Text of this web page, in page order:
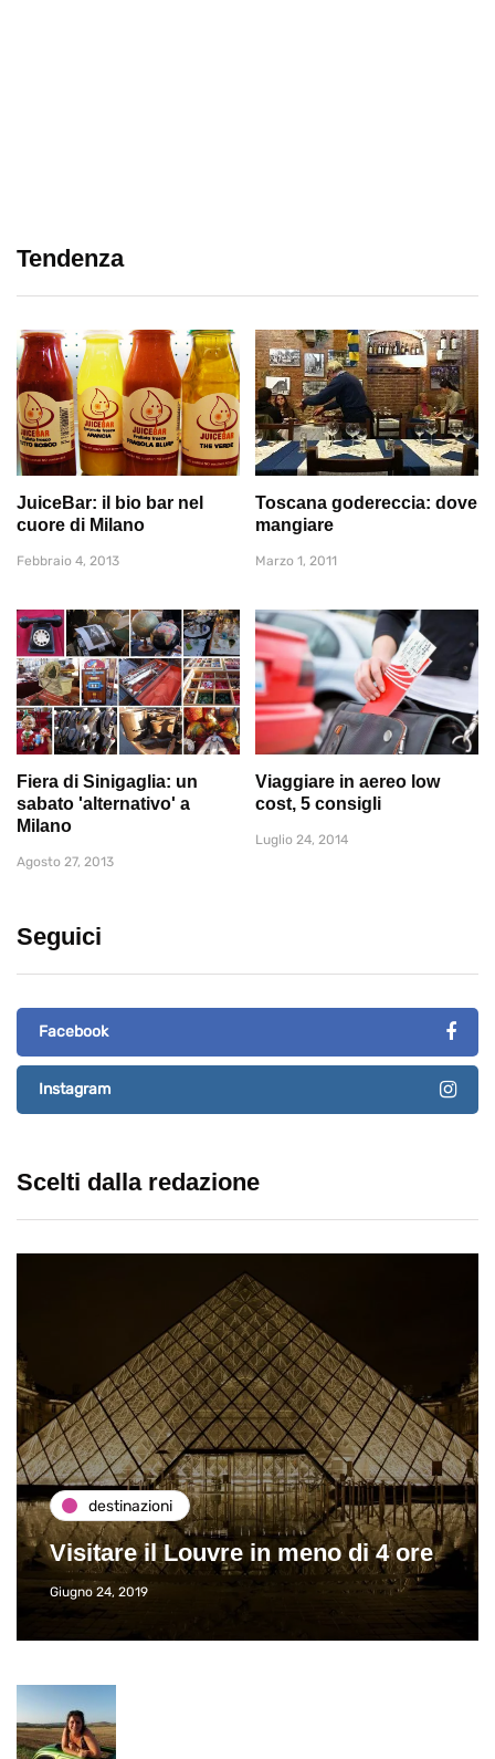
Tendenza
JuiceBar: il bio bar nel
cuore di Milano
Febbraio 4, 2013
Toscana godereccia: dove
mangiare
Marzo 1, 2011
Fiera di Sinigaglia: un
sabato 'alternativo' a
Milano
Agosto 27, 2013
Viaggiare in aereo low
cost, 5 consigli
Luglio 24, 2014
Seguici
Facebook
Instagram
Scelti dalla redazione
destinazioni
Visitare il Louvre in meno di 4 ore
Giugno 24, 2019